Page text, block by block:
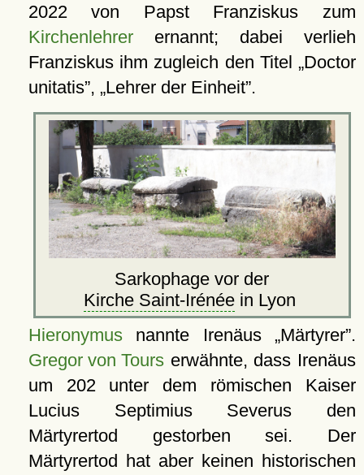
2022 von Papst Franziskus zum
Kirchenlehrerernannt; dabei verlieh
Franziskus ihm zugleich den Titel
Doctor
unitatis , Lehrer der Einheit .
Sarkophage vor der
Kirche Saint-Irénéein Lyon
Hieronymusnannte Irenäus Märtyrer .
Gregor von Tourserwähnte, dass Irenäus
um 202 unter dem römischen Kaiser
Lucius Septimius Severus den
Märtyrertod gestorben sei. Der
Märtyrertod hat aber keinen historischen